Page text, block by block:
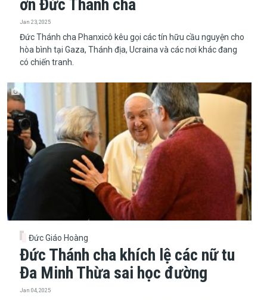
ơn Đức Thánh cha
Jan 23, 2025
Đức Thánh cha Phanxicô kêu gọi các tín hữu cầu nguyện cho
hòa bình tại Gaza, Thánh địa, Ucraina và các nơi khác đang
có chiến tranh.
Đức Giáo Hoàng
Đức Thánh cha khích lệ các nữ tu
Đa Minh Thừa sai học đường
Jan 04, 2025